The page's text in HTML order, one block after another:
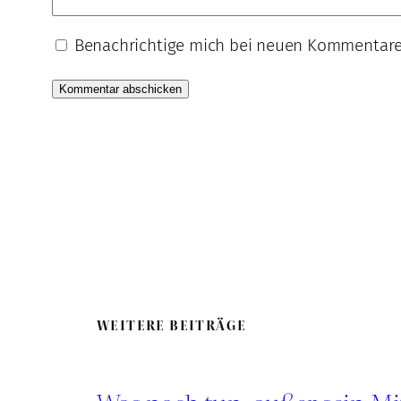
Benachrichtige mich bei neuen
WEITERE BEITRÄGE